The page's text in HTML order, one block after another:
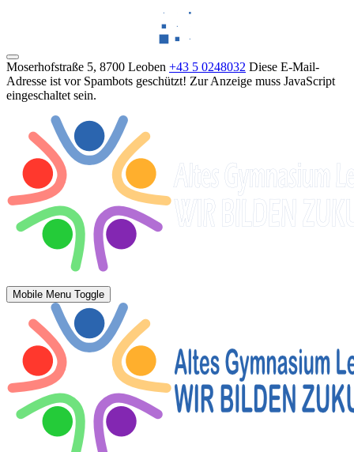
Moserhofstraße 5, 8700 Leoben +43 5 0248032 Diese E-Mail-
Adresse ist vor Spambots geschützt! Zur Anzeige muss JavaScript
eingeschaltet sein.
Mobile Menu Toggle